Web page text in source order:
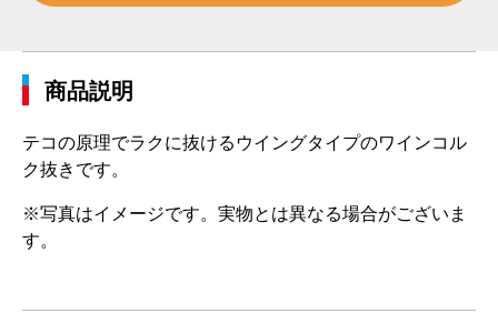
商品説明
テコの原理でラクに抜けるウイングタイプのワインコル
ク抜きです。
※写真はイメージです。実物とは異なる場合がございま
す。